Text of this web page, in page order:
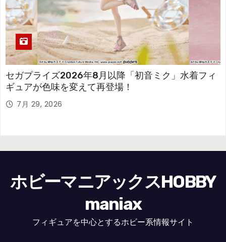
セガプライズ2026年8月以降「初音ミク」水着フィ
ギュアが色味を変えて再登場！
7月 29, 2026
ホビーマニアックスHOBBY
maniax
フィギュアを中心とするホビー系情報サイト